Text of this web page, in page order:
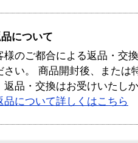
について
様のご都合による返品・交
さい。 商品開封後、または
返品・交換はお受けいたし
品について詳しくはこちら